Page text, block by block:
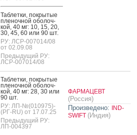
Таб­летки, пок­ры­тые
пле­ноч­ной обо­лоч­
кой, 40 мг: 10, 15, 20,
30, 45, 60 или 90 шт.
РУ: ЛСР-007014/08
от 02.09.08
Предыдущий РУ:
ЛСР-007014/08
Таб­летки, пок­ры­тые
пле­ноч­ной обо­лоч­
кой, 40 мг: 28, 30 или
90 шт.
РУ: ЛП-№(010975)-
(РГ-RU) от 17.07.25
Предыдущий РУ:
ЛП-004397
ФАРМАЦЕВТ
(Россия)
Произведено:
IND-
SWIFT (Индия)